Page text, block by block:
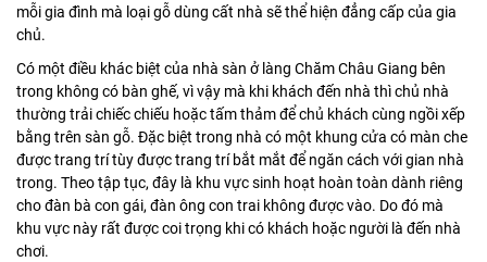
mỗi gia đình mà loại gỗ dùng cất nhà sẽ thể hiện đẳng cấp của gia
chủ.
Có một điều khác biệt của nhà sàn ở làng Chăm Châu Giang bên
trong không có bàn ghế, vì vậy mà khi khách đến nhà thì chủ nhà
thường trải chiếc chiếu hoặc tấm thảm để chủ khách cùng ngồi xếp
bằng trên sàn gỗ. Đặc biệt trong nhà có một khung cửa có màn che
được trang trí tùy được trang trí bắt mắt để ngăn cách với gian nhà
trong. Theo tập tục, đây là khu vực sinh hoạt hoàn toàn dành riêng
cho đàn bà con gái, đàn ông con trai không được vào. Do đó mà
khu vực này rất được coi trọng khi có khách hoặc người là đến nhà
chơi.